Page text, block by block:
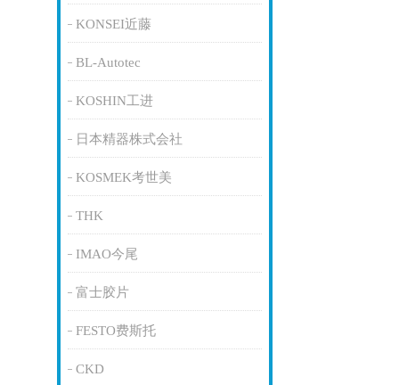
KONSEI近藤
BL-Autotec
KOSHIN工进
日本精器株式会社
KOSMEK考世美
THK
IMAO今尾
富士胶片
FESTO费斯托
CKD